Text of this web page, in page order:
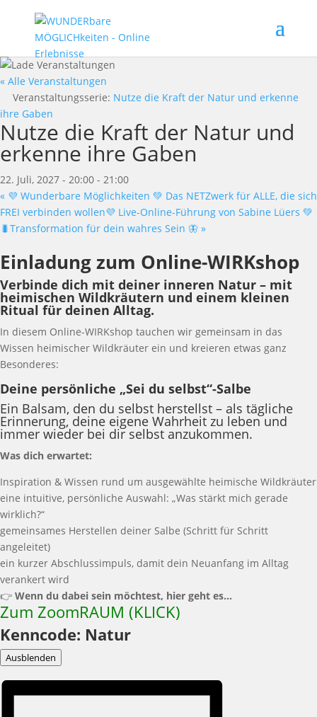
« Alle Veranstaltungen
Veranstaltungsserie: Nutze die Kraft der Natur und erkenne
ihre Gaben
Nutze die Kraft der Natur und
erkenne ihre Gaben
22. Juli, 2027 - 20:00 - 21:00
« 💜 Wunderbare Möglichkeiten 💚 Das NETZwerk für ALLE, die sich
FREI verbinden wollen💜 Live-Online-Führung von Sabine Lüers 💚
🐛Transformation für dein wahres Sein 🦋 »
Einladung zum Online-WIRKshop
Verbinde dich mit deiner inneren Natur – mit
heimischen Wildkräutern und einem kleinen
Ritual für deinen Alltag.
In diesem Online-WIRKshop tauchen wir gemeinsam in das
Wissen heimischer Wildkräuter ein und kreieren etwas ganz
Besonderes:
Deine persönliche „Sei du selbst“-Salbe
Ein Balsam, den du selbst herstellst – als tägliche
Erinnerung, deine eigene Wahrheit zu leben und
immer wieder bei dir selbst anzukommen.
Was dich erwartet:
Inspiration & Wissen rund um ausgewählte heimische Wildkräuter
eine intuitive, persönliche Auswahl: „Was stärkt mich gerade
wirklich?“
gemeinsames Herstellen deiner Salbe (Schritt für Schritt
angeleitet)
ein kurzer Abschlussimpuls, damit dein Neuanfang im Alltag
verankert wird
👉 Wenn du dabei sein möchtest, hier geht es…
Zum ZoomRAUM (KLICK)
Kenncode: Natur
Ausblenden